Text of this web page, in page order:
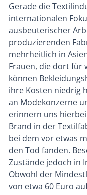
Gerade die
internationalen
ausbeuterischer
produzierenden
mehrheitlich in
Frauen, die dort für
können
ihre Kosten niedrig
an Modekonzerne
erinnern uns
Brand in der
bei dem vor etwas
den Tod fanden.
Zustände jedoch in
Obwohl der
von etwa 60 Euro